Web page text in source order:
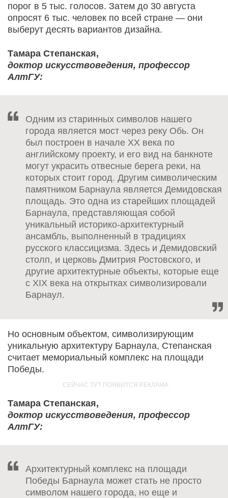
порог в 5 тыс. голосов. Затем до 30 августа
опросят 6 тыс. человек по всей стране — они
выберут десять вариантов дизайна.
Тамара Степанская,
доктор искусствоведения, профессор
АлтГУ:
Одним из старинных символов нашего
города является мост через реку Обь. Он
был построен в начале XX века по
английскому проекту, и его вид на банкноте
могут украсить отвесные берега реки, на
которых стоит город. Другим символическим
памятником Барнаула является Демидовская
площадь. Это одна из старейших площадей
Барнаула, представляющая собой
уникальный историко-архитектурный
ансамбль, выполненный в традициях
русского классицизма. Здесь и Демидовский
столп, и церковь Дмитрия Ростовского, и
другие архитектурные объекты, которые еще
с XIX века на открытках символизировали
Барнаул.
Но основным объектом, символизирующим
уникальную архитектуру Барнаула, Степанская
считает мемориальный комплекс на площади
Победы.
Тамара Степанская,
доктор искусствоведения, профессор
АлтГУ:
Архитектурный комплекс на площади
Победы Барнаула может стать не просто
символом нашего города, но еще и